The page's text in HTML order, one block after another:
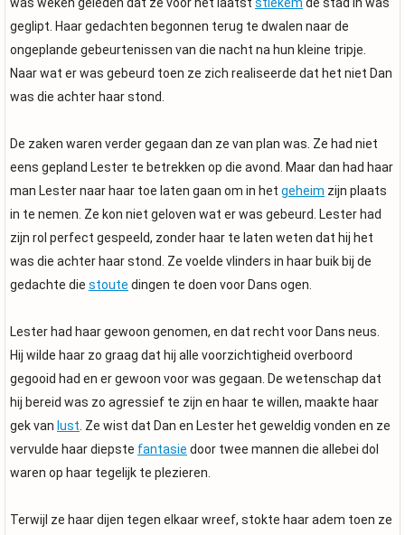
geglipt. Haar gedachten begonnen terug te dwalen naar de
ongeplande gebeurtenissen van die nacht na hun kleine tripje.
Naar wat er was gebeurd toen ze zich realiseerde dat het niet Dan
was die achter haar stond.
De zaken waren verder gegaan dan ze van plan was. Ze had niet
eens gepland Lester te betrekken op die avond. Maar dan had haar
man Lester naar haar toe laten gaan om in het geheim zijn plaats
in te nemen. Ze kon niet geloven wat er was gebeurd. Lester had
zijn rol perfect gespeeld, zonder haar te laten weten dat hij het
was die achter haar stond. Ze voelde vlinders in haar buik bij de
gedachte die stoute dingen te doen voor Dans ogen.
Lester had haar gewoon genomen, en dat recht voor Dans neus.
Hij wilde haar zo graag dat hij alle voorzichtigheid overboord
gegooid had en er gewoon voor was gegaan. De wetenschap dat
hij bereid was zo agressief te zijn en haar te willen, maakte haar
gek van lust . Ze wist dat Dan en Lester het geweldig vonden en ze
vervulde haar diepste fantasie door twee mannen die allebei dol
waren op haar tegelijk te plezieren.
Terwijl ze haar dijen tegen elkaar wreef, stokte haar adem toen ze